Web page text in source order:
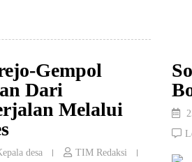
Gempol
Dari
Melalui
desa
TIM Redaksi